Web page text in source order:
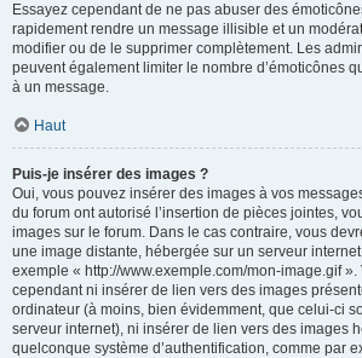
Essayez cependant de ne pas abuser des
rapidement rendre un message illisible et un
modifier ou de le supprimer complètement. Les
peuvent également limiter le nombre d’émoticônes
à un message.
Haut
Puis-je insérer des images ?
Oui, vous pouvez insérer des images à vos
du forum ont autorisé l’insertion de pièces jointes,
images sur le forum. Dans le cas contraire, vous
une image distante, hébergée sur un serveur
exemple « http://www.exemple.com/mon-image.gif ».
cependant ni insérer de lien vers des images
ordinateur (à moins, bien évidemment, que celui-ci
serveur internet), ni insérer de lien vers des images
quelconque système d’authentification, comme par